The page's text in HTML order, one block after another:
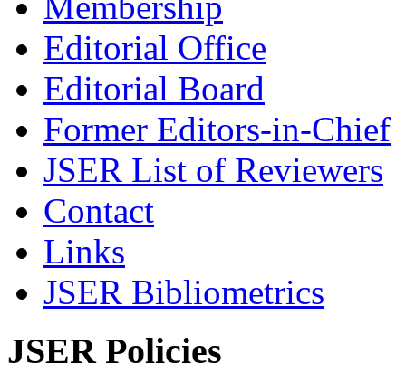
Editorial Office
Editorial Board
Former Editors-in-Chief
JSER List of Reviewers
Contact
Links
JSER Bibliometrics
JSER Policies